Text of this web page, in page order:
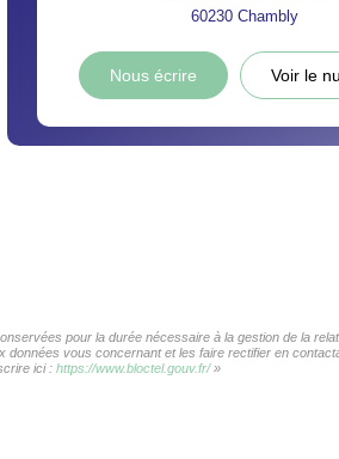
60230Chambly
Nous écrire Voir le
pour la durée nécessaire à la gestion de la
vous concernant et les faire rectifier en
ici : https://www.bloctel.gouv.fr/»